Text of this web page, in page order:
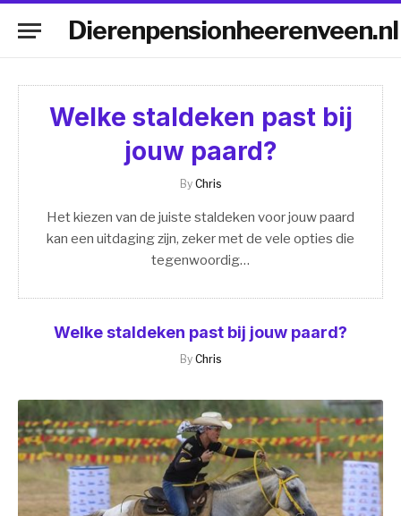
Dierenpensionheerenveen.nl
Welke staldeken past bij jouw paard?
By Chris
Welke staldeken past bij
jouw paard?
By Chris
Het kiezen van de juiste staldeken voor jouw paard
kan een uitdaging zijn, zeker met de vele opties die
tegenwoordig…